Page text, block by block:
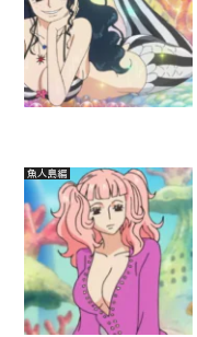
魚人島編